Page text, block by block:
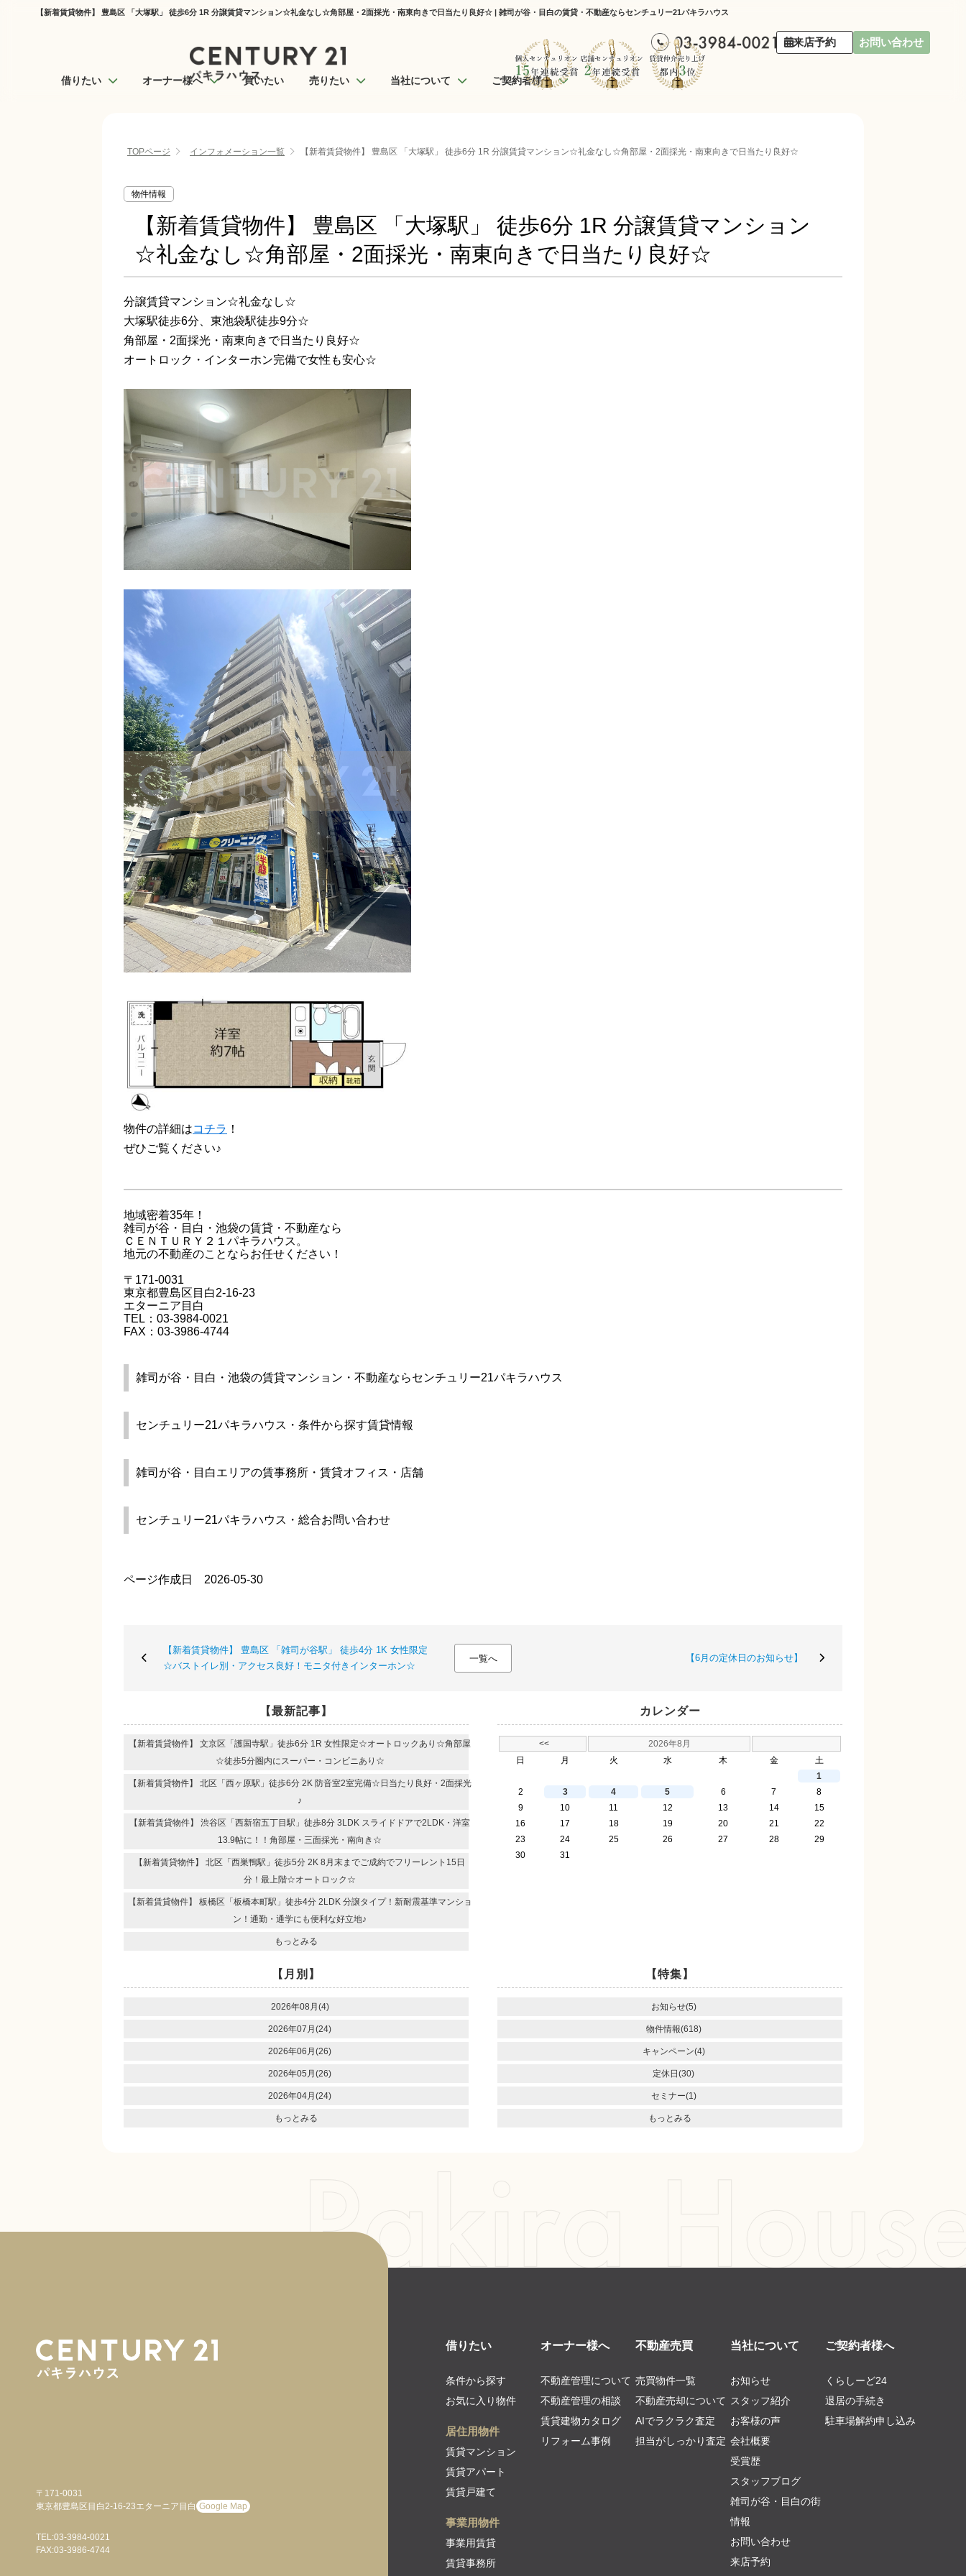
【新着賃貸物件】 豊島区 「大塚駅」 徒歩6分 1R 分譲賃貸マンション☆礼金なし☆角部屋・2面採光・南東向きで日当たり良好☆ | 雑司が谷・目白の賃貸・不動産ならセンチュリー21パキラハウス
来店予約 お問い合わせ
借りたい オーナー様へ 買いたい 売りたい 当社について ご契約者様へ
TOPページ インフォメーション一覧 【新着賃貸物件】 豊島区 「大塚駅」 徒歩6分 1R 分譲賃貸マンション☆礼金なし☆角部屋・2面採光・南東向きで日当たり良好☆
物件情報
【新着賃貸物件】 豊島区 「大塚駅」 徒歩6分 1R 分譲賃貸マンション
☆礼金なし☆角部屋・2面採光・南東向きで日当たり良好☆
分譲賃貸マンション☆礼金なし☆
大塚駅徒歩6分、東池袋駅徒歩9分☆
角部屋・2面採光・南東向きで日当たり良好☆
オートロック・インターホン完備で女性も安心☆
物件の詳細はコチラ ！
ぜひご覧ください♪
地域密着35年！
雑司が谷・目白・池袋の賃貸・不動産なら
ＣＥＮＴＵＲＹ２１パキラハウス。
地元の不動産のことならお任せください！
〒171-0031
東京都豊島区目白2-16-23
エターニア目白
TEL：03-3984-0021
FAX：03-3986-4744
雑司が谷・目白・池袋の賃貸マンション・不動産ならセンチュリー21パキラハウス
センチュリー21パキラハウス・条件から探す賃貸情報
雑司が谷・目白エリアの賃事務所・賃貸オフィス・店舗
センチュリー21パキラハウス・総合お問い合わせ
ページ作成日 2026-05-30
【新着賃貸物件】 豊島区 「雑司が谷駅」 徒歩4分 1K 女性限定
☆バストイレ別・アクセス良好！モニタ付きインターホン☆
一覧へ 【6月の定休日のお知らせ】
【最新記事】
【新着賃貸物件】 文京区「護国寺駅」徒歩6分 1R 女性限定☆オートロックあり☆角部屋
☆徒歩5分圏内にスーパー・コンビニあり☆
【新着賃貸物件】 北区「西ヶ原駅」徒歩6分 2K 防音室2室完備☆日当たり良好・2面採光
♪
【新着賃貸物件】 渋谷区「西新宿五丁目駅」徒歩8分 3LDK スライドドアで2LDK・洋室
13.9帖に！！角部屋・三面採光・南向き☆
【新着賃貸物件】 北区「西巣鴨駅」徒歩5分 2K 8月末までご成約でフリーレント15日
分！最上階☆オートロック☆
【新着賃貸物件】 板橋区「板橋本町駅」徒歩4分 2LDK 分譲タイプ！新耐震基準マンショ
ン！通勤・通学にも便利な好立地♪
もっとみる
カレンダー
<<
2026年8月
日
月 火 水 木 金
土
1
2
3 4 5 6 7
8
9
10 11 12 13 14
15
16
17 18 19 20 21
22
23
24 25 26 27 28
29
30
31
【月別】
2026年08月(4)
2026年07月(24)
2026年06月(26)
2026年05月(26)
2026年04月(24)
もっとみる
【特集】
お知らせ(5)
物件情報(618)
キャンペーン(4)
定休日(30)
セミナー(1)
もっとみる
〒171-0031
東京都豊島区目白2-16-23エターニア目白 Google Map
TEL:03-3984-0021
FAX:03-3986-4744
借りたい
条件から探す
お気に入り物件
居住用物件
賃貸マンション
賃貸アパート
賃貸戸建て
事業用物件
事業用賃貸
賃貸事務所
オーナー様へ
不動産管理について
不動産管理の相談
賃貸建物カタログ
リフォーム事例
不動産売買
売買物件一覧
不動産売却について
AIでラクラク査定
担当がしっかり査定
当社について
お知らせ
スタッフ紹介
お客様の声
会社概要
受賞歴
スタッフブログ
雑司が谷・目白の街
情報
お問い合わせ
来店予約
ご契約者様へ
くらしーど24
退居の手続き
駐車場解約申し込み